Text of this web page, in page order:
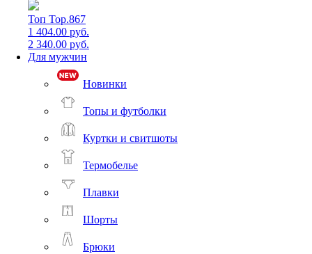
Топ Top.867
1 404.00 руб.
2 340.00 руб.
Для мужчин
Новинки
Топы и футболки
Куртки и свитшоты
Термобелье
Плавки
Шорты
Брюки